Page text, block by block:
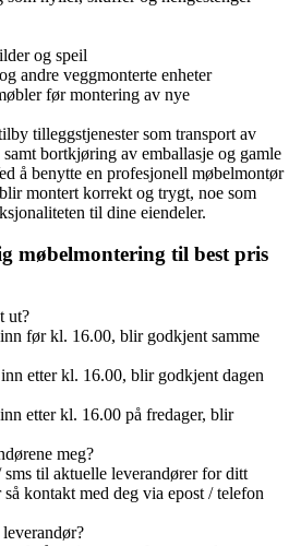
og speil
andre veggmonterte enheter
før montering av nye
tilleggstjenester som transport av
bortkjøring av emballasje og gamle
å benytte en profesjonell møbelmontør
montert korrekt og trygt, noe som
til dine eiendeler.
møbelmontering til best pris
ut?
før kl. 16.00, blir godkjent samme
etter kl. 16.00, blir godkjent dagen
etter kl. 16.00 på fredager, blir
meg?
sms til aktuelle leverandører for ditt
kontakt med deg via epost / telefon